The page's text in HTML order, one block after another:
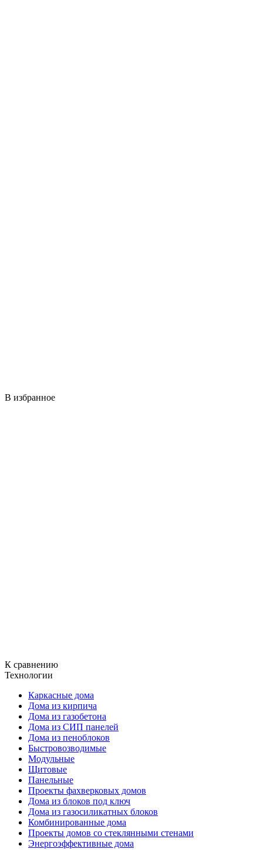
В избранное
К сравнению
Технологии
Каркасные дома
Дома из кирпича
Дома из газобетона
Дома из СИП панелей
Дома из пеноблоков
Быстровозводимые
Модульные
Щитовые
Панельные
Проекты фахверковых домов
Дома из блоков под ключ
Дома из газосиликатных блоков
Комбинированные дома
Проекты домов со стеклянными стенами
Энергоэффективные дома